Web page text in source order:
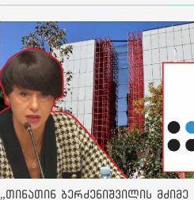
„თინათინ ბერძენიშვილის მძიმე